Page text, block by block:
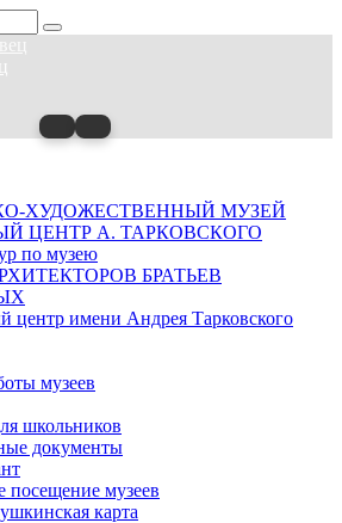
ХУДОЖЕСТВЕННЫЙ МУЗЕЙ
ЦЕНТР А. ТАРКОВСКОГО
по музею
БРАТЬЕВ
центр имени Андрея Тарковского
музеев
школьников
документы
посещение музеев
карта